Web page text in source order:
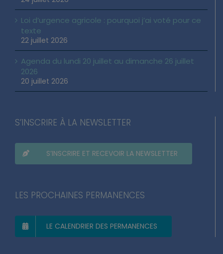
Loi d’urgence agricole : pourquoi j’ai voté pour ce
texte
22 juillet 2026
Agenda du lundi 20 juillet au dimanche 26 juillet
2026
20 juillet 2026
S’INSCRIRE À LA NEWSLETTER
S’INSCRIRE ET RECEVOIR LA NEWSLETTER
LES PROCHAINES PERMANENCES
LE CALENDRIER DES PERMANENCES